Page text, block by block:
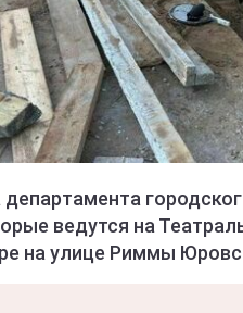
ведутся на
на улице Риммы